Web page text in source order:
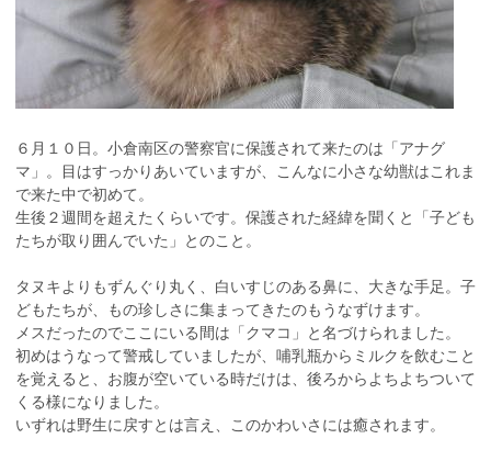
６月１０日。小倉南区の警察官に保護されて来たのは「アナグ
マ」。目はすっかりあいていますが、こんなに小さな幼獣はこれま
で来た中で初めて。
生後２週間を超えたくらいです。保護された経緯を聞くと「子ども
たちが取り囲んでいた」とのこと。
タヌキよりもずんぐり丸く、白いすじのある鼻に、大きな手足。子
どもたちが、もの珍しさに集まってきたのもうなずけます。
メスだったのでここにいる間は「クマコ」と名づけられました。
初めはうなって警戒していましたが、哺乳瓶からミルクを飲むこと
を覚えると、お腹が空いている時だけは、後ろからよちよちついて
くる様になりました。
いずれは野生に戻すとは言え、このかわいさには癒されます。